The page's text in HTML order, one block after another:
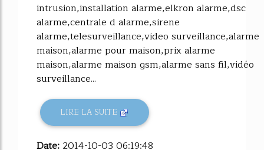
intrusion,installation alarme,elkron alarme,dsc
alarme,centrale d alarme,sirene
alarme,telesurveillance,video surveillance,alarme
maison,alarme pour maison,prix alarme
maison,alarme maison gsm,alarme sans fil,vidéo
surveillance...
LIRE LA SUITE
Date: 2014-10-03 06:19:48